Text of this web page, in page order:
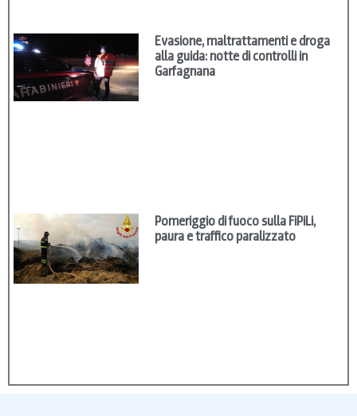
Evasione, maltrattamenti e droga
alla guida: notte di controlli in
Garfagnana
Pomeriggio di fuoco sulla FiPiLi,
paura e traffico paralizzato